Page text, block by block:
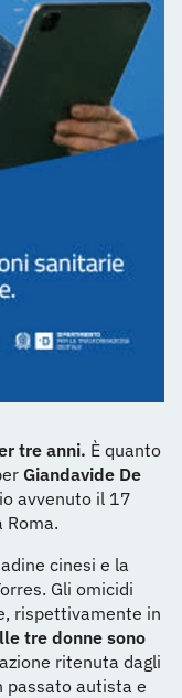
tre anni. È quanto
Giandavide De
avvenuto il 17
cinesi e la
Gli omicidi
rispettivamente in
tre donne sono
ritenuta dagli
passato autista e